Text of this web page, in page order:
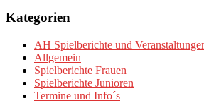
Kategorien
AH Spielberichte und
Allgemein
Spielberichte Frauen
Spielberichte Junioren
Termine und Info´s